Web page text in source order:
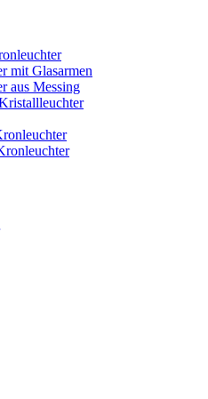
mit Glasarmen
aus Messing